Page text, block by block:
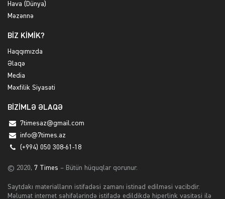
Hava (Dünya)
Məzənnə
BİZ KİMİK?
Haqqımızda
Əlaqə
Media
Məxfilik Siyasəti
BİZİMLƏ ƏLAQƏ
7timesaz@gmail.com
info@7times.az
(+994) 050 308-61-18
© 2020, 7 Times – Bütün hüquqlar qorunur.
Saytdakı materialların istifadəsi zamanı istinad edilməsi vacibdir.
Məlumat internet səhifələrində istifadə edildikdə hiperlink vasitəsi ilə